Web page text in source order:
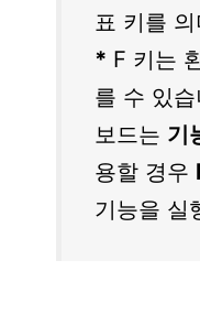
표 키를
* F 키는
를 수 있
보드는 기
용할 경우
기능을 실